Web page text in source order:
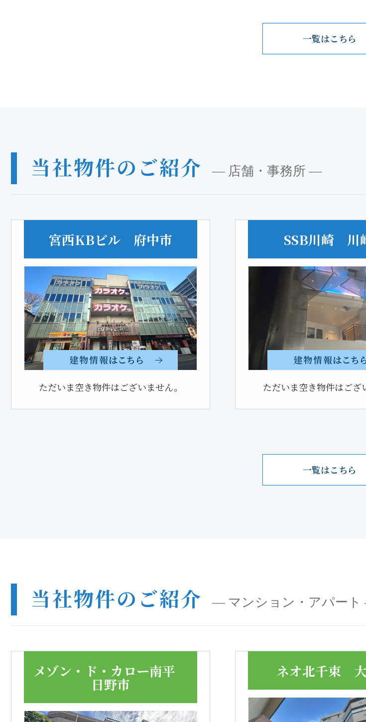
一覧はこちら
当社物件のご紹介 ― 店舗・事務所 ―
宮西KBビル 府中市
ただいま空き物件はございません。
SSB川崎 川
ただいま空き物件はござ
一覧はこちら
当社物件のご紹介 ― マンション・アパー
メゾン・ド・カロー南平
日野市
ネオ北千束